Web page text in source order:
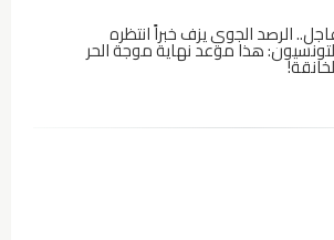
الرصد الجوي يزف خبراً انتظره
هذا موعد نهاية موجة الحر